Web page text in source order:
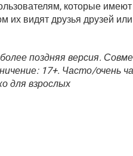
которые
их видят друзья друзей
поздняя версия.
17+. Часто/очень
для взрослых